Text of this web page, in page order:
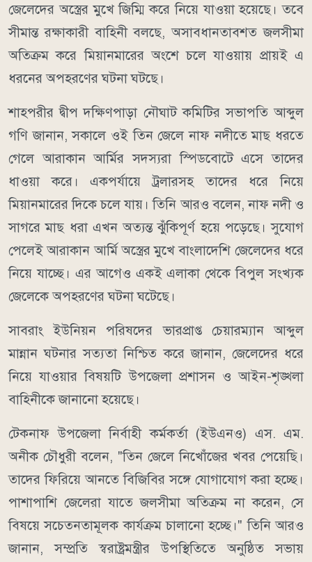
জেলেদের অস্ত্রের মুখে জিম্মি করে নিয়ে যাওয়া হয়েছে। তবে
সীমান্ত রক্ষাকারী বাহিনী বলছে, অসাবধানতাবশত জলসীমা
অতিক্রম করে মিয়ানমারের অংশে চলে যাওয়ায় প্রায়ই এ
ধরনের অপহরণের ঘটনা ঘটছে।
শাহপরীর দ্বীপ দক্ষিণপাড়া নৌঘাট কমিটির সভাপতি আব্দুল
গণি জানান, সকালে ওই তিন জেলে নাফ নদীতে মাছ ধরতে
গেলে আরাকান আর্মির সদস্যরা স্পিডবোটে এসে তাদের
ধাওয়া করে। একপর্যায়ে ট্রলারসহ তাদের ধরে নিয়ে
মিয়ানমারের দিকে চলে যায়। তিনি আরও বলেন, নাফ নদী ও
সাগরে মাছ ধরা এখন অত্যন্ত ঝুঁকিপূর্ণ হয়ে পড়েছে। সুযোগ
পেলেই আরাকান আর্মি অস্ত্রের মুখে বাংলাদেশি জেলেদের ধরে
নিয়ে যাচ্ছে। এর আগেও একই এলাকা থেকে বিপুল সংখ্যক
জেলেকে অপহরণের ঘটনা ঘটেছে।
সাবরাং ইউনিয়ন পরিষদের ভারপ্রাপ্ত চেয়ারম্যান আব্দুল
মান্নান ঘটনার সত্যতা নিশ্চিত করে জানান, জেলেদের ধরে
নিয়ে যাওয়ার বিষয়টি উপজেলা প্রশাসন ও আইন-শৃঙ্খলা
বাহিনীকে জানানো হয়েছে।
টেকনাফ উপজেলা নির্বাহী কর্মকর্তা (ইউএনও) এস. এম.
অনীক চৌধুরী বলেন, "তিন জেলে নিখোঁজের খবর পেয়েছি।
তাদের ফিরিয়ে আনতে বিজিবির সঙ্গে যোগাযোগ করা হচ্ছে।
পাশাপাশি জেলেরা যাতে জলসীমা অতিক্রম না করেন, সে
বিষয়ে সচেতনতামূলক কার্যক্রম চালানো হচ্ছে।" তিনি আরও
জানান, সম্প্রতি স্বরাষ্ট্রমন্ত্রীর উপস্থিতিতে অনুষ্ঠিত সভায়